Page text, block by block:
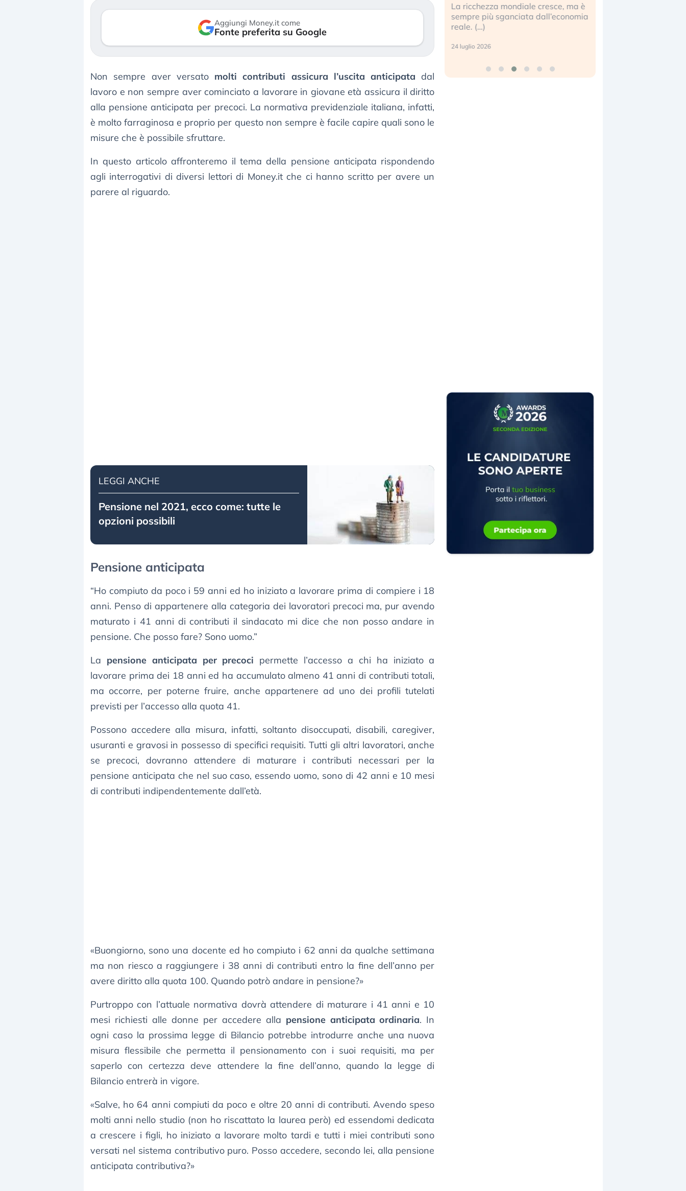
Aggiungi Money.it come
Fonte preferita su Google
Non sempre aver versatomolti contributi assicura l’uscita anticipata dal
lavoro e non sempre aver cominciato a lavorare in giovane età assicura il diritto
alla pensione anticipata per precoci. La normativa previdenziale italiana, infatti,
è molto farraginosa e proprio per questo non sempre è facile capire quali sono le
misure che è possibile sfruttare.
In questo articolo affronteremo il tema della pensione anticipata rispondendo
agli interrogativi di diversi lettori di Money.it che ci hanno scritto per avere un
parere al riguardo.
LEGGI ANCHE
Pensione nel 2021, ecco come: tutte le
opzioni possibili
Pensione anticipata
“Ho compiuto da poco i 59 anni ed ho iniziato a lavorare prima di compiere i 18
anni. Penso di appartenere alla categoria dei lavoratori precoci ma, pur avendo
maturato i 41 anni di contributi il sindacato mi dice che non posso andare in
pensione. Che posso fare? Sono uomo.”
La pensione anticipata per precoci permette l’accesso a chi ha iniziato a
lavorare prima dei 18 anni ed ha accumulato almeno 41 anni di contributi totali,
ma occorre, per poterne fruire, anche appartenere ad uno dei profili tutelati
previsti per l’accesso alla quota 41.
Possono accedere alla misura, infatti, soltanto disoccupati, disabili, caregiver,
usuranti e gravosi in possesso di specifici requisiti. Tutti gli altri lavoratori, anche
se precoci, dovranno attendere di maturare i contributi necessari per la
pensione anticipata che nel suo caso, essendo uomo, sono di 42 anni e 10 mesi
di contributi indipendentemente dall’età.
«Buongiorno, sono una docente ed ho compiuto i 62 anni da qualche settimana
ma non riesco a raggiungere i 38 anni di contributi entro la fine dell’anno per
avere diritto alla quota 100. Quando potrò andare in pensione?»
Purtroppo con l’attuale normativa dovrà attendere di maturare i 41 anni e 10
mesi richiesti alle donne per accedere alla pensione anticipata ordinaria. In
ogni caso la prossima legge di Bilancio potrebbe introdurre anche una nuova
misura flessibile che permetta il pensionamento con i suoi requisiti, ma per
saperlo con certezza deve attendere la fine dell’anno, quando la legge di
Bilancio entrerà in vigore.
«Salve, ho 64 anni compiuti da poco e oltre 20 anni di contributi. Avendo speso
molti anni nello studio (non ho riscattato la laurea però) ed essendomi dedicata
a crescere i figli, ho iniziato a lavorare molto tardi e tutti i miei contributi sono
versati nel sistema contributivo puro. Posso accedere, secondo lei, alla pensione
anticipata contributiva?»
3 agosto 2026
Kospi, mentre gli investitori retail (…)
30 luglio 2026
La ricchezza mondiale cresce, ma è
sempre più sganciata dall’economia
reale. (…)
24 luglio 2026